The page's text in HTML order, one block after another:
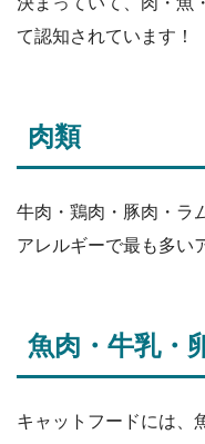
て認知されています！
肉類
牛肉・鶏肉・豚肉・ラ
アレルギーで最も多い
魚肉・牛乳・
キャットフードには、